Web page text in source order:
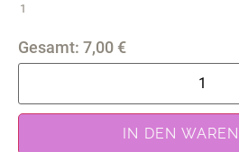
1
Gesamt: 7,00 €
IN DEN